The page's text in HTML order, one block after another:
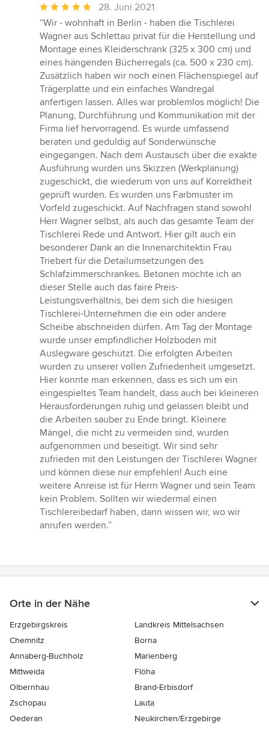
Durchschnittliche
Bewertung:
5
von
5
Sternen
28. Juni 2021
“Wir - wohnhaft in Berlin - haben die Tischlerei
Wagner aus Schlettau privat für die Herstellung und
Montage eines Kleiderschrank (325 x 300 cm) und
eines hängenden Bücherregals (ca. 500 x 230 cm).
Zusätzlich haben wir noch einen Flächenspiegel auf
Trägerplatte und ein einfaches Wandregal
anfertigen lassen. Alles war problemlos möglich! Die
Planung, Durchführung und Kommunikation mit der
Firma lief hervorragend. Es wurde umfassend
beraten und geduldig auf Sonderwünsche
eingegangen. Nach dem Austausch über die exakte
Ausführung wurden uns Skizzen (Werkplanung)
zugeschickt, die wiederum von uns auf Korrektheit
geprüft wurden. Es wurden uns Farbmuster im
Vorfeld zugeschickt. Auf Nachfragen stand sowohl
Herr Wagner selbst, als auch das gesamte Team der
Tischlerei Rede und Antwort. Hier gilt auch ein
besonderer Dank an die Innenarchitektin Frau
Triebert für die Detailumsetzungen des
Schlafzimmerschrankes. Betonen möchte ich an
dieser Stelle auch das faire Preis-
Leistungsverhältnis, bei dem sich die hiesigen
Tischlerei-Unternehmen die ein oder andere
Scheibe abschneiden dürfen. Am Tag der Montage
wurde unser empfindlicher Holzboden mit
Auslegware geschützt. Die erfolgten Arbeiten
wurden zu unserer vollen Zufriedenheit umgesetzt.
Hier konnte man erkennen, dass es sich um ein
eingespieltes Team handelt, dass auch bei kleineren
Herausforderungen ruhig und gelassen bleibt und
die Arbeiten sauber zu Ende bringt. Kleinere
Mängel, die nicht zu vermeiden sind, wurden
aufgenommen und beseitigt. Wir sind sehr
zufrieden mit den Leistungen der Tischlerei Wagner
und können diese nur empfehlen! Auch eine
weitere Anreise ist für Herrn Wagner und sein Team
kein Problem. Sollten wir wiedermal einen
Tischlereibedarf haben, dann wissen wir, wo wir
anrufen werden.”
Orte in der Nähe
Erzgebirgskreis
Landkreis Mittelsachsen
Chemnitz
Borna
Annaberg-Buchholz
Marienberg
Mittweida
Flöha
Olbernhau
Brand-Erbisdorf
Zschopau
Lauta
Oederan
Neukirchen/Erzgebirge